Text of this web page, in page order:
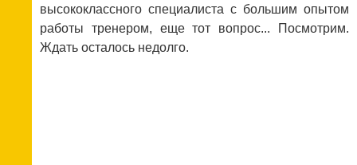
высококлассного специалиста с большим опытом
работы тренером, еще тот вопрос... Посмотрим.
Ждать осталось недолго.